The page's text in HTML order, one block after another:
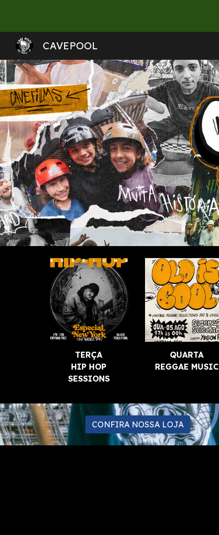
CAVEPOOL
TERÇA
HIP HOP
SESSIONS
QUARTA
REGGAE MUSIC
CONFIRA NOSSA LOJA